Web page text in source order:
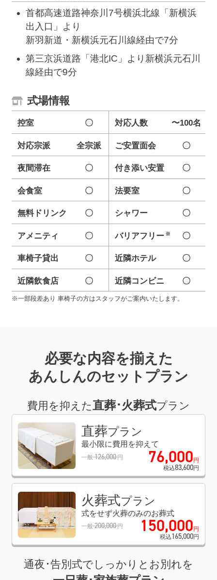
首都高速道路神奈川7号横浜北線「新横浜
出入口」より
新羽新道・新横浜元石川線経由で7分
第三京浜道路「港北IC」より新横浜元石川
線経由で9分
式場情報
控室 〇 対応人数 〜100名
対応宗派 全宗派 ご安置面会 〇
夜間滞在 〇 付き添い安置 〇
会食室 〇 法要室 〇
無料ドリンク 〇 シャワー 〇
アメニティ 〇 バリアフリー ※ 〇
車椅子貸出 〇 近隣ホテル 〇
近隣飲食店 〇 近隣コンビニ 〇
※一部段差あり 車椅子の方はスタッフがご案内いたします。
必要な内容を揃えた
あんしんのセットプラン
費用を抑えた 直葬･火葬式プラン
直葬プラン
最小限に費用を抑えて
一般126,000 円 76,000 円
税込83,600円
火葬式プラン
式をせず火葬のみのお葬式
一般200,000 円 150,000 円
税込165,000円
通夜･告別式でしっかりとお別れを